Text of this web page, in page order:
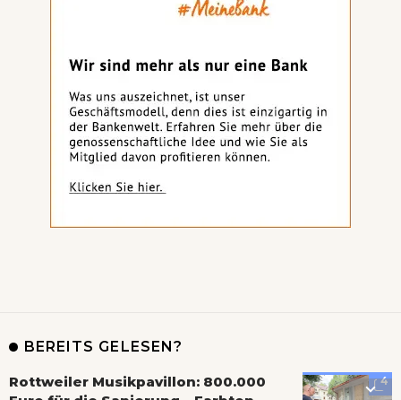
BEREITS GELESEN?
4
Rottweiler Musikpavillon: 800.000